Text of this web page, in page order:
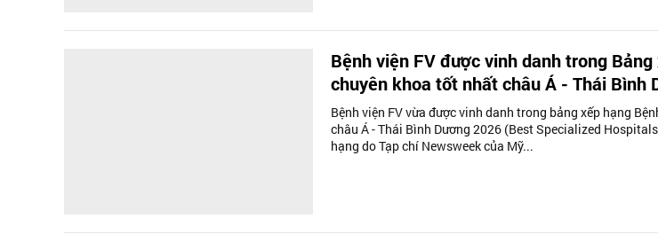
Bệnh viện FV được vinh danh trong
chuyên khoa tốt nhất châu Á - Thái Bình
Bệnh viện FV vừa được vinh danh trong bảng xếp hạng
châu Á - Thái Bình Dương 2026 (Best Specialized
hạng do Tạp chí Newsweek của Mỹ...